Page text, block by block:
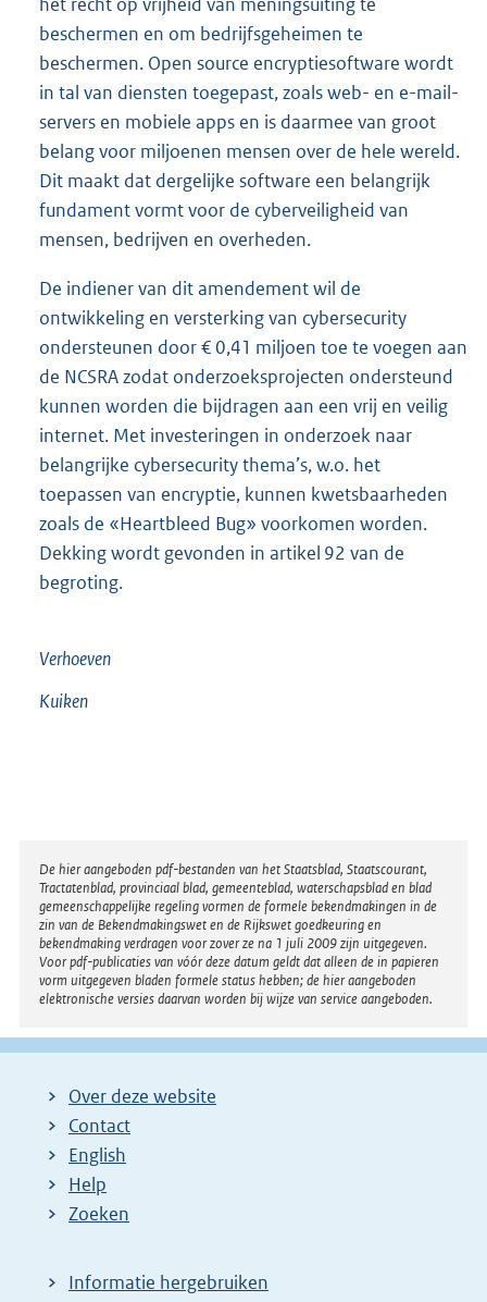
beschermen en om bedrijfsgeheimen te
beschermen. Open source encryptiesoftware wordt
in tal van diensten toegepast, zoals web- en e-mail-
servers en mobiele apps en is daarmee van groot
belang voor miljoenen mensen over de hele wereld.
Dit maakt dat dergelijke software een belangrijk
fundament vormt voor de cyberveiligheid van
mensen, bedrijven en overheden.
De indiener van dit amendement wil de
ontwikkeling en versterking van cybersecurity
ondersteunen door € 0,41 miljoen toe te voegen aan
de NCSRA zodat onderzoeksprojecten ondersteund
kunnen worden die bijdragen aan een vrij en veilig
internet. Met investeringen in onderzoek naar
belangrijke cybersecurity thema’s, w.o. het
toepassen van encryptie, kunnen kwetsbaarheden
zoals de «Heartbleed Bug» voorkomen worden.
Dekking wordt gevonden in artikel 92 van de
begroting.
Verhoeven
Kuiken
Disclaimer
De hier aangeboden pdf-bestanden van het Staatsblad, Staatscourant,
Tractatenblad, provinciaal blad, gemeenteblad, waterschapsblad en blad
gemeenschappelijke regeling vormen de formele bekendmakingen in de
zin van de Bekendmakingswet en de Rijkswet goedkeuring en
bekendmaking verdragen voor zover ze na 1 juli 2009 zijn uitgegeven.
Voor pdf-publicaties van vóór deze datum geldt dat alleen de in papieren
vorm uitgegeven bladen formele status hebben; de hier aangeboden
elektronische versies daarvan worden bij wijze van service aangeboden.
Over deze website
Contact
English
Help
Zoeken
Informatie hergebruiken